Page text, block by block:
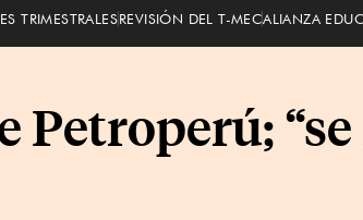
TRIMESTRALESREVISIÓN DEL T-MECALIANZA
Petroperú;